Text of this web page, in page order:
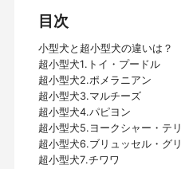
目次
小型犬と超小型犬の違いは？
超小型犬1.トイ・プードル
超小型犬2.ポメラニアン
超小型犬3.マルチーズ
超小型犬4.パピヨン
超小型犬5.ヨークシャー・テ
超小型犬6.ブリュッセル・グ
超小型犬7.チワワ